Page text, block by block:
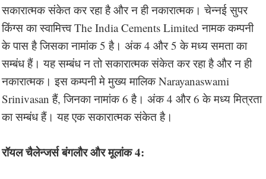
सकारात्मक संकेत कर रहा है और न ही नकारात्मक। चेन्नई सुपर
किंग्स का स्वामित्त्व The India Cements Limited नामक कम्पनी
के पास है जिसका नामांक 5 है। अंक 4 और 5 के मध्य समता का
सम्बंध हैं। यह सम्बंध न तो सकारात्मक संकेत कर रहा है और न ही
नकारात्मक। इस कम्पनी मे मुख्य मालिक Narayanaswami
Srinivasan हैं, जिनका नामांक 6 है। अंक 4 और 6 के मध्य मित्रता
का सम्बंध हैं। यह एक सकारात्मक संकेत है।
रॉयल चैलेन्जर्स बंगलौर और मूलांक 4: